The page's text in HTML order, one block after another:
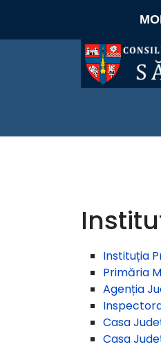
Instituția
Primăria
Agenția
Casa
Casa